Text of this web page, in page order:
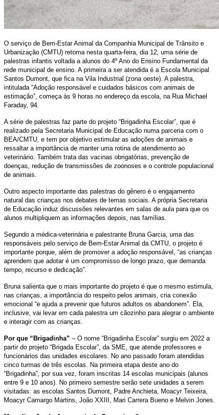
O serviço de Bem-Estar Animal da Companhia Municipal de Trânsito e
Urbanização (CMTU) retoma nesta quarta-feira, dia 12, uma série de
palestras infantis voltada a alunos do 4º Ano do Ensino Fundamental da
rede municipal de ensino. A primeira a ser atendida é a Escola Municipal
Santos Dumont, que fica na Vila Industrial (zona oeste). A palestra,
intitulada “Adoção responsável e cuidados básicos com animais de
estimação”, começa às 9 horas no endereço da escola, na Rua Michael
Faraday, 94.
A série de palestras faz parte do projeto “Brigadinha Escolar”, que é
realizado pela Secretaria Municipal de Educação numa parceria com o
BEA/CMTU, e tem por objetivo estimular as adoções de animais e
ressaltar a importância de manter uma rotina de atendimento ao
veterinário. Também trata das vacinas obrigatórias, prevenção de
doenças, redução de transmissões de zoonoses e o controle populacional
de animais.
Outro aspecto importante das palestras do gênero é o engajamento
natural das crianças nos debates de temas sociais. A própria Secretaria
de Educação induz discussões relevantes em salas de aula para que os
alunos multipliquem as informações depois, nas famílias.
Segundo a médica-veterinária e palestrante Bruna Garcia, uma das
responsáveis pelo serviço de Bem-Estar Animal da CMTU, o projeto é
importante porque, além de promover a adoção responsável, “as crianças
aprendem que adotar é um compromisso de longo prazo, que demanda
tempo, recurso e dedicação”.
Bruna salienta que o mais importante do projeto é que o mesmo estimula,
nas crianças, a importância do respeito pelos animais, cria conexão
emocional “e ajuda a prevenir que futuros adultos os abandonem”. Ela,
inclusive, vai levar em cada palestra um cãozinho para alegrar o ambiente
e interagir com as crianças.
Por que “Brigadinha” – O nome “Brigadinha Escolar” surgiu em 2022 a
partir do projeto “Brigada Escolar”, da SME, que atende professores e
funcionários das unidades escolares. No ano passado foram atendidas
cinco turmas de três escolas. Na primeira etapa deste ano do
“Brigadinha”, por sua vez, foram inscritas 14 escolas municipais (alunos
entre 9 e 10 anos). No primeiro semestre serão sete unidades a serem
visitadas: as escolas Santos Dumont, Padre Anchieta, Moacyr Teixeira,
Moacyr Camargo Martins, João XXIII, Mari Carrera Bueno e Melvin Jones.